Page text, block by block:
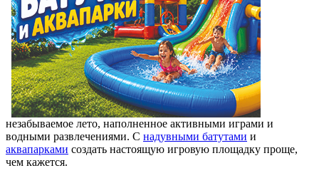
незабываемое лето, наполненное активными играми и
водными развлечениями. С надувными батутами и
аквапарками создать настоящую игровую площадку проще,
чем кажется.